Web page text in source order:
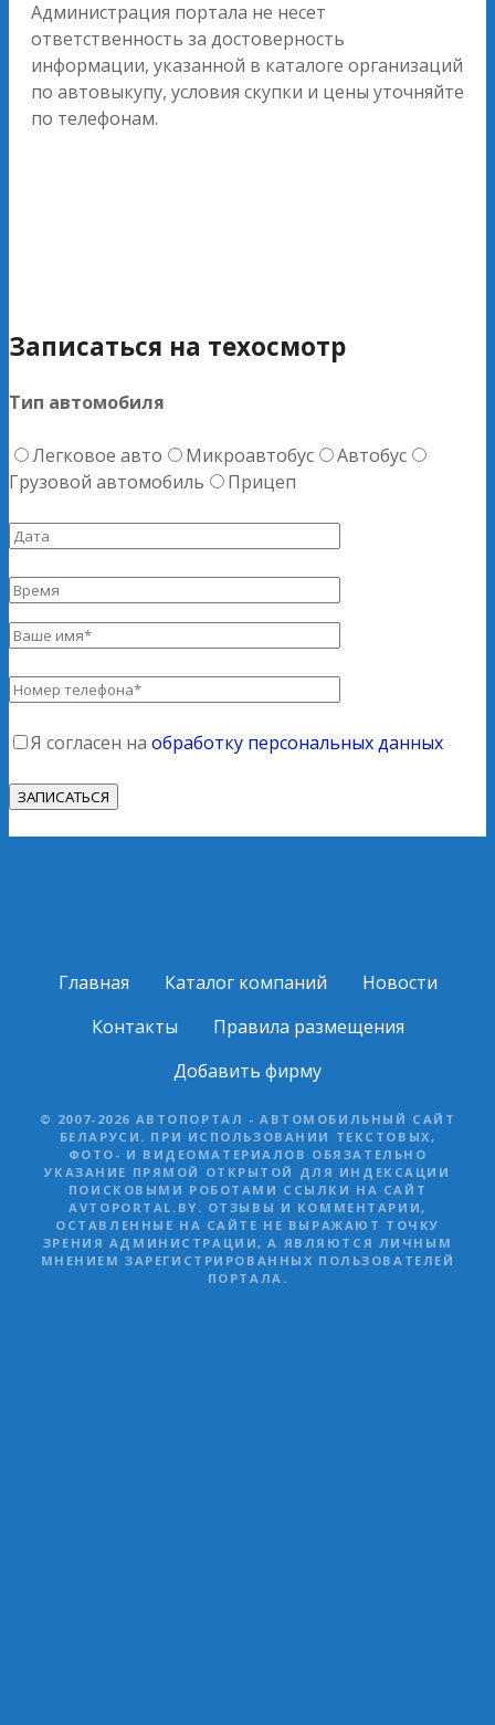
Администрация портала не несет
ответственность за достоверность
информации, указанной в каталоге организаций
по автовыкупу, условия скупки и цены уточняйте
по телефонам.
Записаться на техосмотр
Тип автомобиля
Легковое авто Микроавтобус
Автобус
Грузовой автомобиль
Прицеп
Я согласен на обработку персональных данных
Главная Каталог компаний
Новости
Контакты
Правила размещения
Добавить фирму
© 2007-2026 АВТОПОРТАЛ - АВТОМОБИЛЬНЫЙ САЙТ
БЕЛАРУСИ. ПРИ ИСПОЛЬЗОВАНИИ ТЕКСТОВЫХ,
ФОТО- И ВИДЕОМАТЕРИАЛОВ ОБЯЗАТЕЛЬНО
УКАЗАНИЕ ПРЯМОЙ ОТКРЫТОЙ ДЛЯ ИНДЕКСАЦИИ
ПОИСКОВЫМИ РОБОТАМИ ССЫЛКИ НА САЙТ
AVTOPORTAL.BY. ОТЗЫВЫ И КОММЕНТАРИИ,
ОСТАВЛЕННЫЕ НА САЙТЕ НЕ ВЫРАЖАЮТ ТОЧКУ
ЗРЕНИЯ АДМИНИСТРАЦИИ, А ЯВЛЯЮТСЯ ЛИЧНЫМ
МНЕНИЕМ ЗАРЕГИСТРИРОВАННЫХ ПОЛЬЗОВАТЕЛЕЙ
ПОРТАЛА.